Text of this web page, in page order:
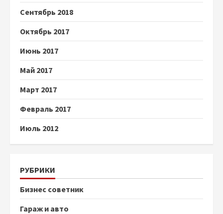
Сентябрь 2018
Октябрь 2017
Июнь 2017
Май 2017
Март 2017
Февраль 2017
Июль 2012
РУБРИКИ
Бизнес советник
Гараж и авто